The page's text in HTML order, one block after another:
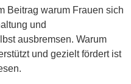
Beitrag warum Frauen sich
und
ausbremsen. Warum
und gezielt fördert ist